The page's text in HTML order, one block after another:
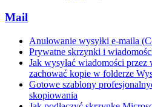
Mail
Anulowanie wysyłki e-maila
Prywatne skrzynki i
Jak wysyłać wiadomości przez
zachować kopie w folderze
Gotowe szablony
skopiowania